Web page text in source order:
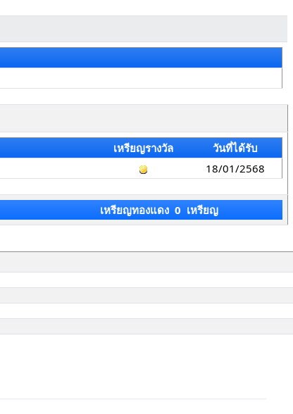
เหรียญรางวัล
วันที่ได้รับ
18/01/2568
เหรียญทองแดง 0 เหรียญ